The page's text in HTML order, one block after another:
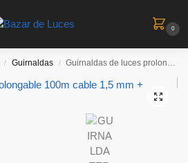
0
/ Guirnaldas / Guirnaldas de luces prolongable 100m cable 1,5 mm + Vintage 15w